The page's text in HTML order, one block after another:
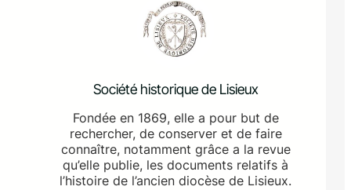
Société historique de Lisieux
Fondée en 1869, elle a pour but de
rechercher, de conserver et de faire
connaître, notamment grâce a la revue
qu’elle publie, les documents relatifs à
l’histoire de l’ancien diocèse de Lisieux.